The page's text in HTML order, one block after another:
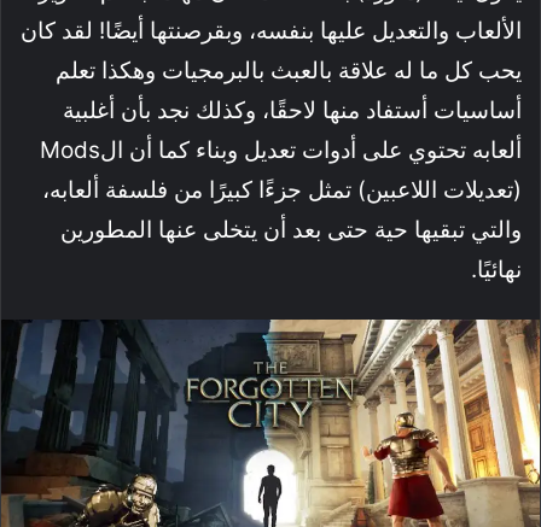
الألعاب والتعديل عليها بنفسه، وبقرصنتها أيضًا! لقد كان
يحب كل ما له علاقة بالعبث بالبرمجيات وهكذا تعلم
أساسيات أستفاد منها لاحقًا، وكذلك نجد بأن أغلبية
ألعابه تحتوي على أدوات تعديل وبناء كما أن الMods
(تعديلات اللاعبين) تمثل جزءًا كبيرًا من فلسفة ألعابه،
والتي تبقيها حية حتى بعد أن يتخلى عنها المطورين
نهائيًا.